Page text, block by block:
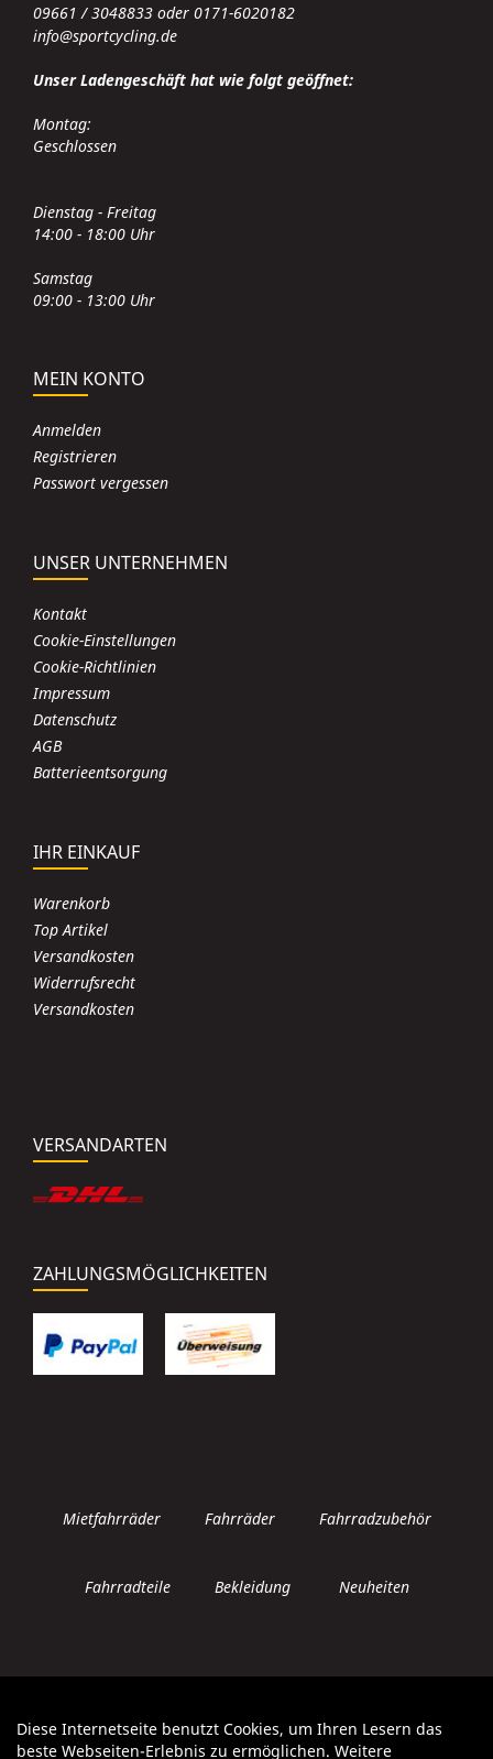
09661 / 3048833 oder 0171-6020182
info@sportcycling.de
Unser Ladengeschäft hat wie folgt geöffnet:
Montag:
Geschlossen
Dienstag - Freitag
14:00 - 18:00 Uhr
Samstag
09:00 - 13:00 Uhr
MEIN KONTO
Anmelden
Registrieren
Passwort vergessen
UNSER UNTERNEHMEN
Kontakt
Cookie-Einstellungen
Cookie-Richtlinien
Impressum
Datenschutz
AGB
Batterieentsorgung
IHR EINKAUF
Warenkorb
Top Artikel
Versandkosten
Widerrufsrecht
Versandkosten
VERSANDARTEN
ZAHLUNGSMÖGLICHKEITEN
Mietfahrräder Fahrräder Fahrradzubehör
Fahrradteile Bekleidung Neuheiten
Diese Internetseite benutzt Cookies, um Ihren Lesern das
beste Webseiten-Erlebnis zu ermöglichen. Weitere
Auftrag widerrufen